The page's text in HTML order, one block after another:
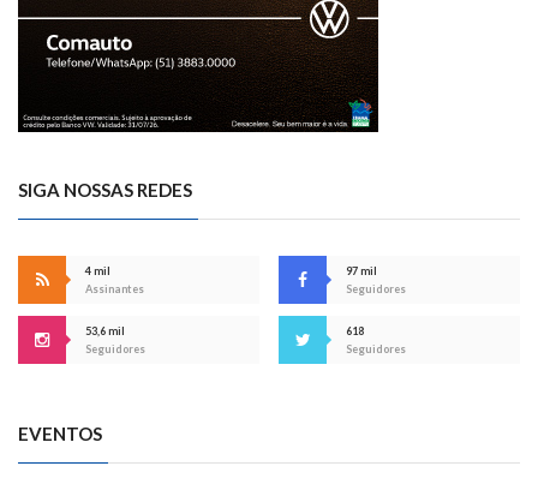
SIGA NOSSAS REDES
4 mil
Assinantes
97 mil
Seguidores
53,6 mil
Seguidores
618
Seguidores
EVENTOS